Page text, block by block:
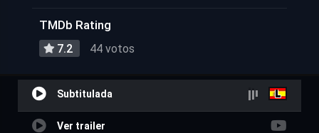
TMDb Rating
7.2 44 votos
Subtitulada
Ver trailer